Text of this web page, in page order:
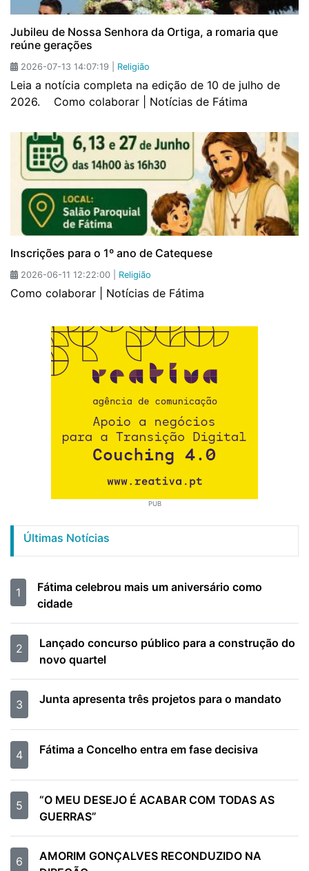
Jubileu de Nossa Senhora da Ortiga, a romaria que
reúne gerações
2026-07-13 14:07:19 | Religião
Leia a notícia completa na edição de 10 de julho de
2026. Como colaborar | Notícias de Fátima
Inscrições para o 1º ano de Catequese
2026-06-11 12:22:00 | Religião
Como colaborar | Notícias de Fátima
PUB
Últimas Notícias
1
Fátima celebrou mais um aniversário como
cidade
2
Lançado concurso público para a construção do
novo quartel
3 Junta apresenta três projetos para o mandato
4 Fátima a Concelho entra em fase decisiva
5
“O MEU DESEJO É ACABAR COM TODAS AS
GUERRAS”
6
AMORIM GONÇALVES RECONDUZIDO NA